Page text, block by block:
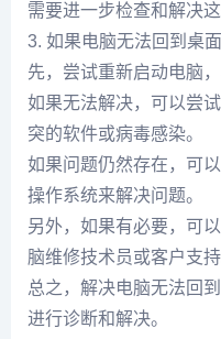
需要进一步检查和解决这
3. 如果电脑无法回到桌
先，尝试重新启动电脑
如果无法解决，可以尝
突的软件或病毒感染。
如果问题仍然存在，可
操作系统来解决问题。
另外，如果有必要，可
脑维修技术员或客户支持
总之，解决电脑无法回
进行诊断和解决。